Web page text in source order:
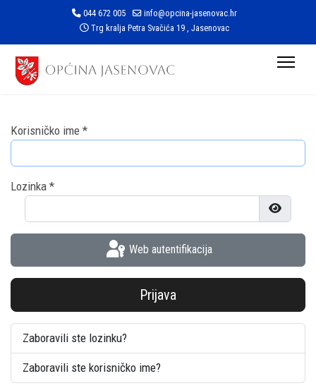
044 672 005
info@opcina-jasenovac.hr
Trg kralja Petra Svačića 19 , Jasenovac
Korisničko ime *
Lozinka *
Prikaži
Web autentifikacija
Prijava
Zaboravili ste lozinku?
Zaboravili ste korisničko ime?